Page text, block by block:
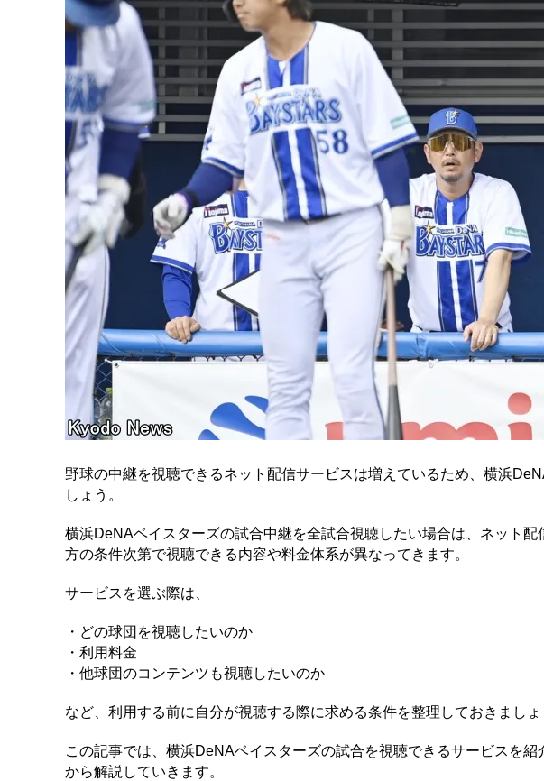
野球の中継を視聴できるネット配信サービスは増えているため、横浜
しょう。
横浜DeNAベイスターズの試合中継を全試合視聴したい場合は、ネット
方の条件次第で視聴できる内容や料金体系が異なってきます。
サービスを選ぶ際は、
・どの球団を視聴したいのか
・利用料金
・他球団のコンテンツも視聴したいのか
など、利用する前に自分が視聴する際に求める条件を整理しておきましょ
この記事では、横浜DeNAベイスターズの試合を視聴できるサービスを
から解説していきます。